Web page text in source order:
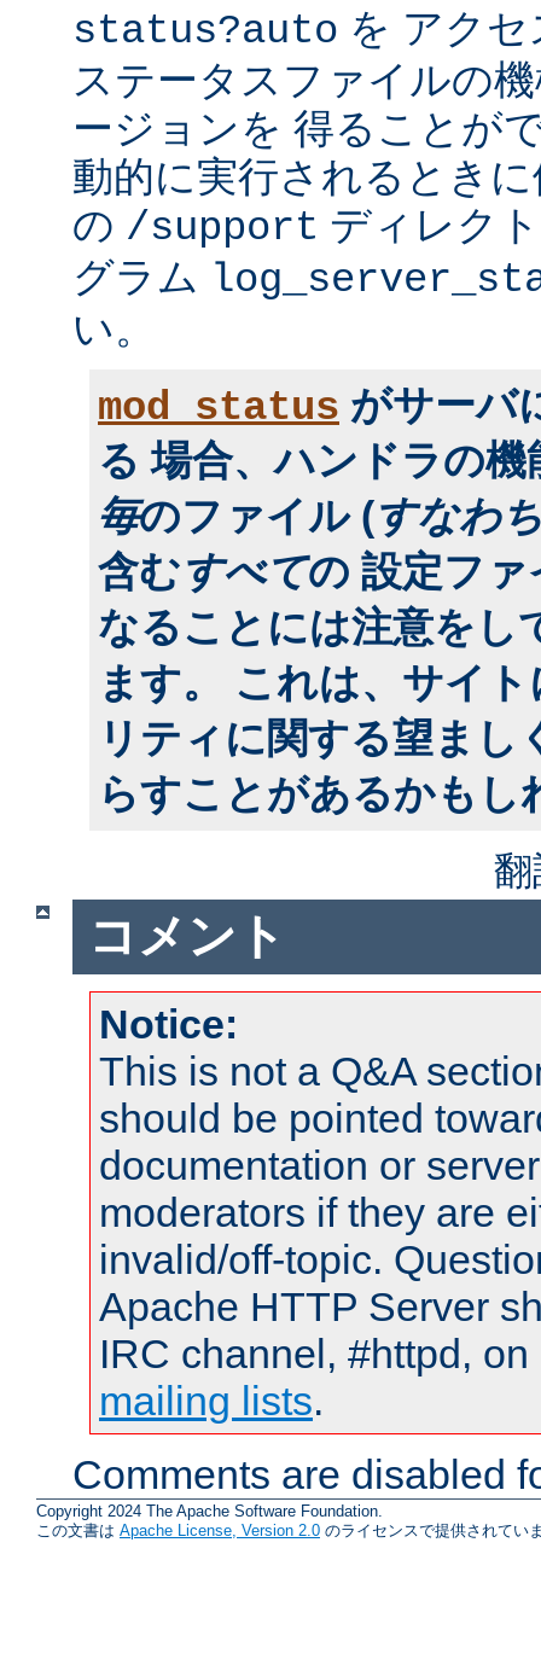
status?auto を アク
ステータスファイルの
ージョンを 得ることが
動的に実行されるとき
の /support ディレク
グラム
い。
mod_status がサーバ
る 場合、ハンドラの
毎のファイル (すなわ
含むすべての 設定フ
なることには注意をし
ます。 これは、サイ
リティに関する望まし
らすことがあるかもし
コメント
Notice:
This is not a Q&A
should be pointed
documentation or
moderators if they are
invalid/off-topic.
Apache HTTP Server
IRC channel, #httpd,
mailing lists.
Comments are disabled
Copyright 2024 The Apache Software Foundation.
この文書は Apache License, Version 2.0 のライセンスで提供されてい